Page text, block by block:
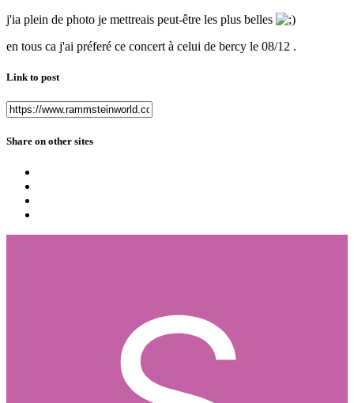
j'ia plein de photo je mettreais peut-être les plus belles
en tous ca j'ai préferé ce concert à celui de bercy le 08/12 .
Link to post
Share on other sites